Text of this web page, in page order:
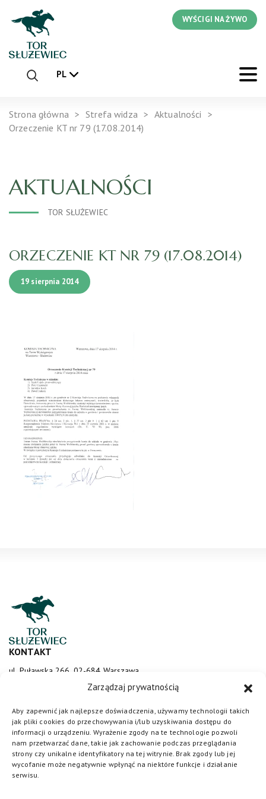
Zarządzaj prywatnością
Aby zapewnić jak najlepsze doświadczenia, używamy technologii takich
jak pliki cookies do przechowywania i/lub uzyskiwania dostępu do
informacji o urządzeniu. Wyrażenie zgody na te technologie pozwoli
nam przetwarzać dane, takie jak zachowanie podczas przeglądania
strony czy unikalne identyfikatory na tej witrynie. Brak zgody lub jej
wycofanie może negatywnie wpłynąć na niektóre funkcje i działanie
serwisu.
WYŚCIGI NA ŻYWO
PL
Strona główna Strefa widza
Aktualności
Orzeczenie KT nr 79 (17.08.2014)
AKTUALNOŚCI
TOR SŁUŻEWIEC
ORZECZENIE KT NR 79 (17.08.2014)
19 sierpnia 2014
KONTAKT
ul. Puławska 266, 02-684 Warszawa
sluzewiec@totalizator.pl
KONTAKT DLA MEDIÓW
media@torsluzewiec.pl
DOŁĄCZ DO NAS